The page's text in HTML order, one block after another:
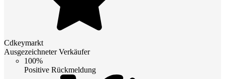
Cdkeymarkt
Ausgezeichneter Verkäufer
100%
Positive Rückmeldung